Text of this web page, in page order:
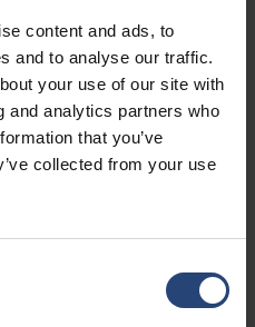
content and ads, to
and to analyse our traffic.
your use of our site with
and analytics partners who
that you’ve
collected from your use